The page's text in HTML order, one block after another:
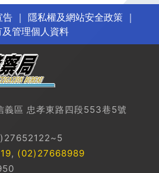
告｜ 隱私權及網站安全政策｜
及管理個人資料
義區 忠孝東路四段553巷5號
, (02)27668989